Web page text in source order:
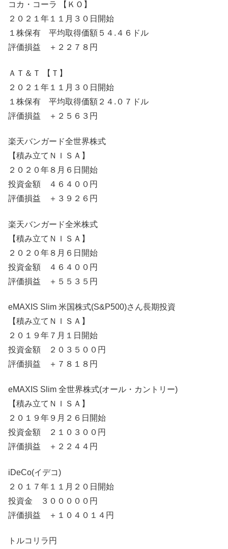
コカ・コーラ 【ＫＯ】
２０２１年１１月３０日開始
１株保有 平均取得価額５４.４６ドル
評価損益 ＋２２７８円
ＡＴ＆Ｔ 【Ｔ】
２０２１年１１月３０日開始
１株保有 平均取得価額２４.０７ドル
評価損益 ＋２５６３円
楽天バンガード全世界株式
【積み立てＮＩＳＡ】
２０２０年８月６日開始
投資金額 ４６４００円
評価損益 ＋３９２６円
楽天バンガード全米株式
【積み立てＮＩＳＡ】
２０２０年８月６日開始
投資金額 ４６４００円
評価損益 ＋５５３５円
eMAXIS Slim 米国株式(S&P500)さん長期投資
【積み立てＮＩＳＡ】
２０１９年７月１日開始
投資金額 ２０３５００円
評価損益 ＋７８１８円
eMAXIS Slim 全世界株式(オール・カントリー)
【積み立てＮＩＳＡ】
２０１９年９月２６日開始
投資金額 ２１０３００円
評価損益 ＋２２４４円
iDeCo(イデコ)
２０１７年１１月２０日開始
投資金 ３０００００円
評価損益 ＋１０４０１４円
トルコリラ円